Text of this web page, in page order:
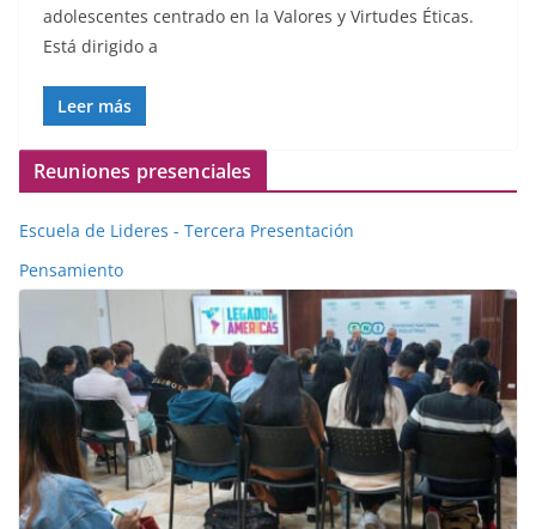
adolescentes centrado en la Valores y Virtudes Éticas.
Está dirigido a
Leer más
Reuniones presenciales
Escuela de Lideres - Tercera Presentación
Pensamiento